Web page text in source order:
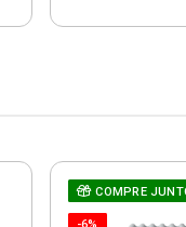
COMPRE
-6%